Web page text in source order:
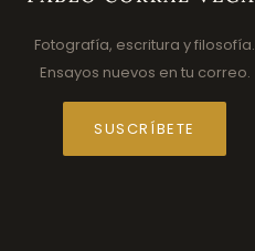
Fotografía, escritura y filosofía.
Ensayos nuevos en tu correo.
SUSCRÍBETE